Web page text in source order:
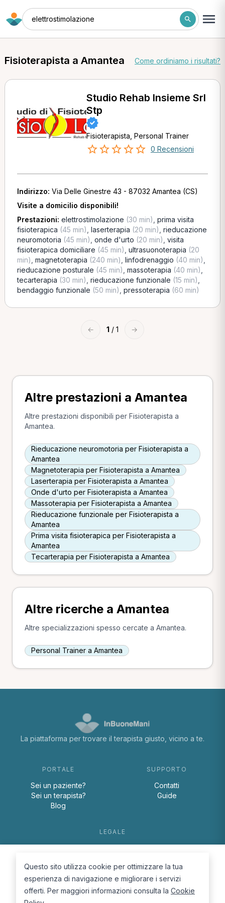
elettrostimolazione
Fisioterapista a Amantea Come ordiniamo i risultati?
Studio Rehab Insieme Srl
Stp
Fisioterapista, Personal Trainer
0 Recensioni
Indirizzo: Via Delle Ginestre 43 - 87032 Amantea (CS)
Visite a domicilio disponibili!
Prestazioni: elettrostimolazione (30 min) prima visita
fisioterapica (45 min) laserterapia (20 min) rieducazione
neuromotoria (45 min) onde d'urto (20 min) visita
fisioterapica domiciliare (45 min) ultrasuonoterapia (20
min) magnetoterapia (240 min) linfodrenaggio (40 min)
rieducazione posturale (45 min) massoterapia (40 min)
tecarterapia (30 min) rieducazione funzionale (15 min)
bendaggio funzionale (50 min) pressoterapia (60 min)
← 1 / 1 →
Altre prestazioni a Amantea
Altre prestazioni disponibili per Fisioterapista a
Amantea.
Rieducazione neuromotoria per Fisioterapista a
Amantea
Magnetoterapia per Fisioterapista a Amantea
Laserterapia per Fisioterapista a Amantea
Onde d'urto per Fisioterapista a Amantea
Massoterapia per Fisioterapista a Amantea
Rieducazione funzionale per Fisioterapista a
Amantea
Prima visita fisioterapica per Fisioterapista a
Amantea
Tecarterapia per Fisioterapista a Amantea
Altre ricerche a Amantea
Altre specializzazioni spesso cercate a Amantea.
Personal Trainer a Amantea
La piattaforma per trovare il terapista giusto, vicino a te.
PORTALE
Sei un paziente?
Sei un terapista?
Blog
SUPPORTO
Contatti
Guide
LEGALE
Cookie Policy
Questo sito utilizza cookie per ottimizzare la tua
esperienza di navigazione e migliorare i servizi
offerti. Per maggiori informazioni consulta la Cookie